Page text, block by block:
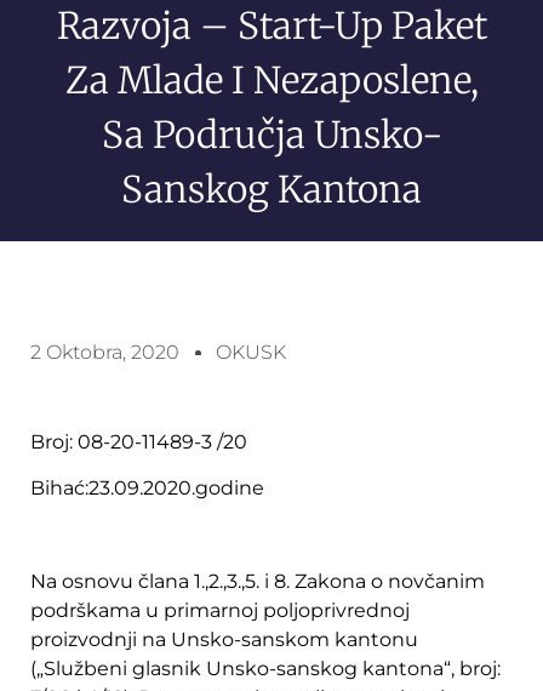
Razvoja – Start-Up Paket
Za Mlade I Nezaposlene,
Sa Područja Unsko-
Sanskog Kantona
2 Oktobra, 2020 OKUSK
Broj: 08-20-11489-3 /20
Bihać:23.09.2020.godine
Na osnovu člana 1.,2.,3.,5. i 8. Zakona o novčanim
podrškama u primarnoj poljoprivrednoj
proizvodnji na Unsko-sanskom kantonu
(„Službeni glasnik Unsko-sanskog kantona“, broj: